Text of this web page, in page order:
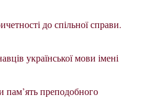
до спільної справи.
української мови імені
пам’ять преподобного